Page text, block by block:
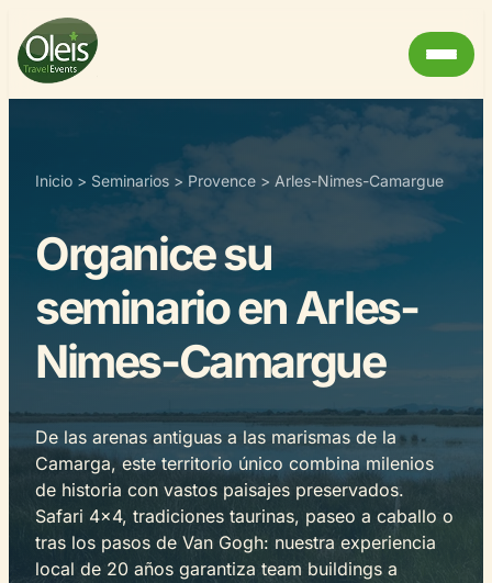
Inicio > Seminarios > Provence > Arles-Nimes-Camargue
Organice su
seminario en Arles-
Nimes-Camargue
De las arenas antiguas a las marismas de la
Camarga, este territorio único combina milenios
de historia con vastos paisajes preservados.
Safari 4×4, tradiciones taurinas, paseo a caballo o
tras los pasos de Van Gogh: nuestra experiencia
local de 20 años garantiza team buildings a